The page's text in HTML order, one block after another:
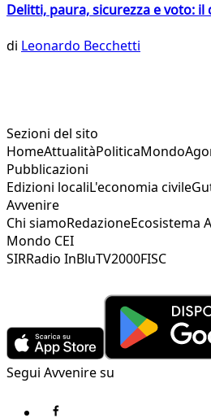
Delitti, paura, sicurezza e voto:
di Leonardo Becchetti
Sezioni del sito
HomeAttualitàPoliticaMondo
Pubblicazioni
Edizioni localiL'economia civile
Avvenire
Chi siamoRedazioneEcosistema
Mondo CEI
SIRRadio InBluTV2000FISC
Segui Avvenire su